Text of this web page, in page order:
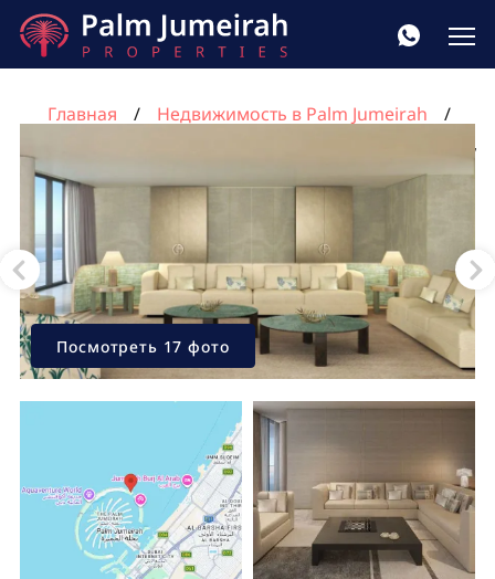
Главная
Недвижимость в Palm Jumeirah
Квартира с 3 спальнями в Пальма Джумейра, Дубай,
Посмотреть 17 фото